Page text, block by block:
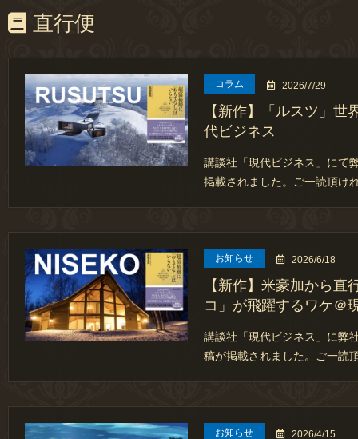
直行便
コラム 2026/7/29
【新作】「ルスツ」世
代ビジネス
講談社「現代ビジネス」にて
掲載されました。ご一読頂け
お知らせ 2026/6/18
【新作】米豪加から直
コ」が飛躍するワケ＠
講談社「現代ビジネス」に弊
稿が掲載されました。ご一読
お知らせ 2026/4/15